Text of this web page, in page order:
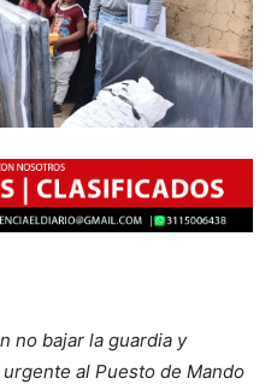
no bajar la guardia y
al Puesto de Mando